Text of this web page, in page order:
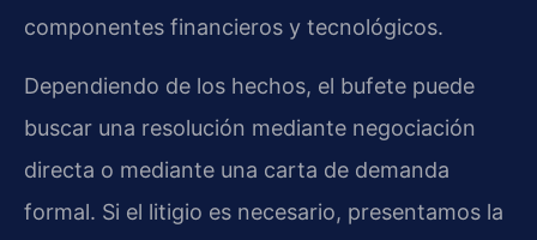
componentes financieros y tecnológicos.
Dependiendo de los hechos, el bufete puede
buscar una resolución mediante negociación
directa o mediante una carta de demanda
formal. Si el litigio es necesario, presentamos la